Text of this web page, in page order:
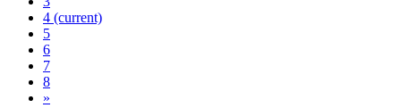
4 (current)
5
6
7
8
»